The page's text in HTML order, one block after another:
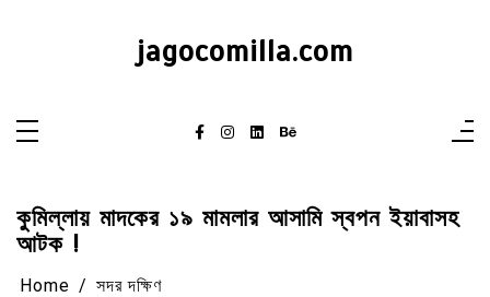
jagocomilla.com
কুমিল্লায় মাদকের ১৯ মামলার আসামি স্বপন ইয়াবাসহ
আটক !
Home সদর দক্ষিণ